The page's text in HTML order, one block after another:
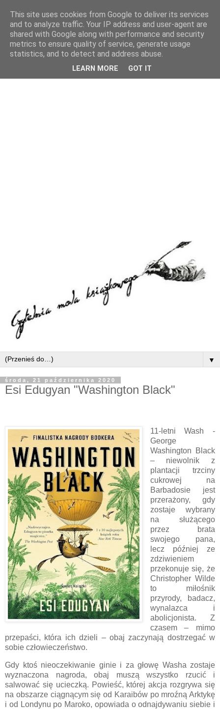
▼
środa, 21 października 2020
Esi Edugyan "Washington Black"
11-letni Wash -
George
Washington Black
– niewolnik z
plantacji trzciny
cukrowej na
Barbadosie jest
przerażony, gdy
zostaje wybrany
na służącego
przez brata
swojego pana,
lecz później ze
zdziwieniem
przekonuje się, że
Christopher Wilde
to miłośnik
przyrody, badacz,
wynalazca i
abolicjonista. Z
czasem – mimo
przepaści, która ich dzieli – obaj zaczynają dostrzegać w
sobie człowieczeństwo.
Gdy ktoś nieoczekiwanie ginie i za głowę Washa zostaje
wyznaczona nagroda, obaj muszą wszystko rzucić i
salwować się ucieczką. Powieść, której akcja rozgrywa się
na obszarze ciągnącym się od Karaibów po mroźną Arktykę
i od Londynu po Maroko, opowiada o odnajdywaniu siebie i
This site uses cookies from Google to deliver its services
and to analyze traffic. Your IP address and user-agent are
shared with Google along with performance and security
metrics to ensure quality of service, generate usage
statistics, and to detect and address abuse.
LEARN MORE GOT IT